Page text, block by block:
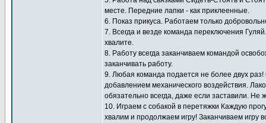
месте. Передние лапки - как приклеенные.
6. Показ прикуса. Работаем только
7. Всегда и везде команда переключения
хвалите.
8. Работу всегда заканчиваем командой
заканчивать работу.
9. Любая команда подается не более двух
добавлением механического воздействия.
обязательно всегда, даже если заставили. Не
10. Играем с собакой в перетяжки Каждую
хвалим и продолжаем игру! Заканчиваем игру